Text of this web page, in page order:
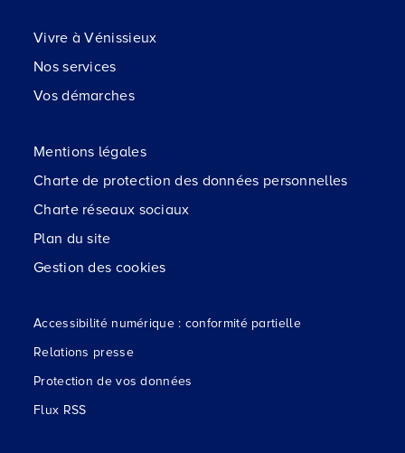
Vivre à Vénissieux
Nos services
Vos démarches
Mentions légales
Charte de protection des données personnelles
Charte réseaux sociaux
Plan du site
Gestion des cookies
Accessibilité numérique : conformité partielle
Relations presse
Protection de vos données
Flux RSS